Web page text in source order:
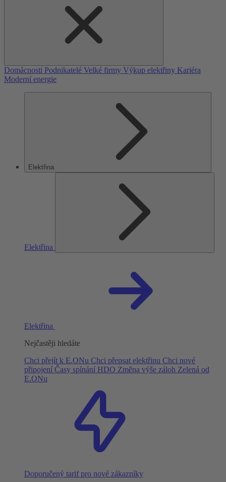
Domácnosti Podnikatelé Velké firmy Výkup elektřiny Kariéra
Moderní energie
Elektřina
Elektřina
Elektřina
Nejčastěji hledáte
Chci přejít k E.ONu Chci přepsat elektřinu Chci nové
připojení Časy spínání HDO Změna výše záloh Zelená od
E.ONu
Doporučený tarif pro nové zákazníky